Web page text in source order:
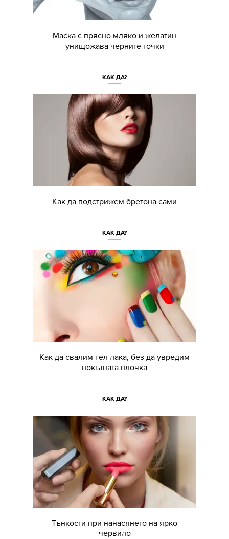
Маска с прясно мляко и желатин
унищожава черните точки
КАК ДА?
Как да подстрижем бретона сами
КАК ДА?
Как да свалим гел лака, без да увредим
нокътната плочка
КАК ДА?
Тънкости при нанасянето на ярко
червило